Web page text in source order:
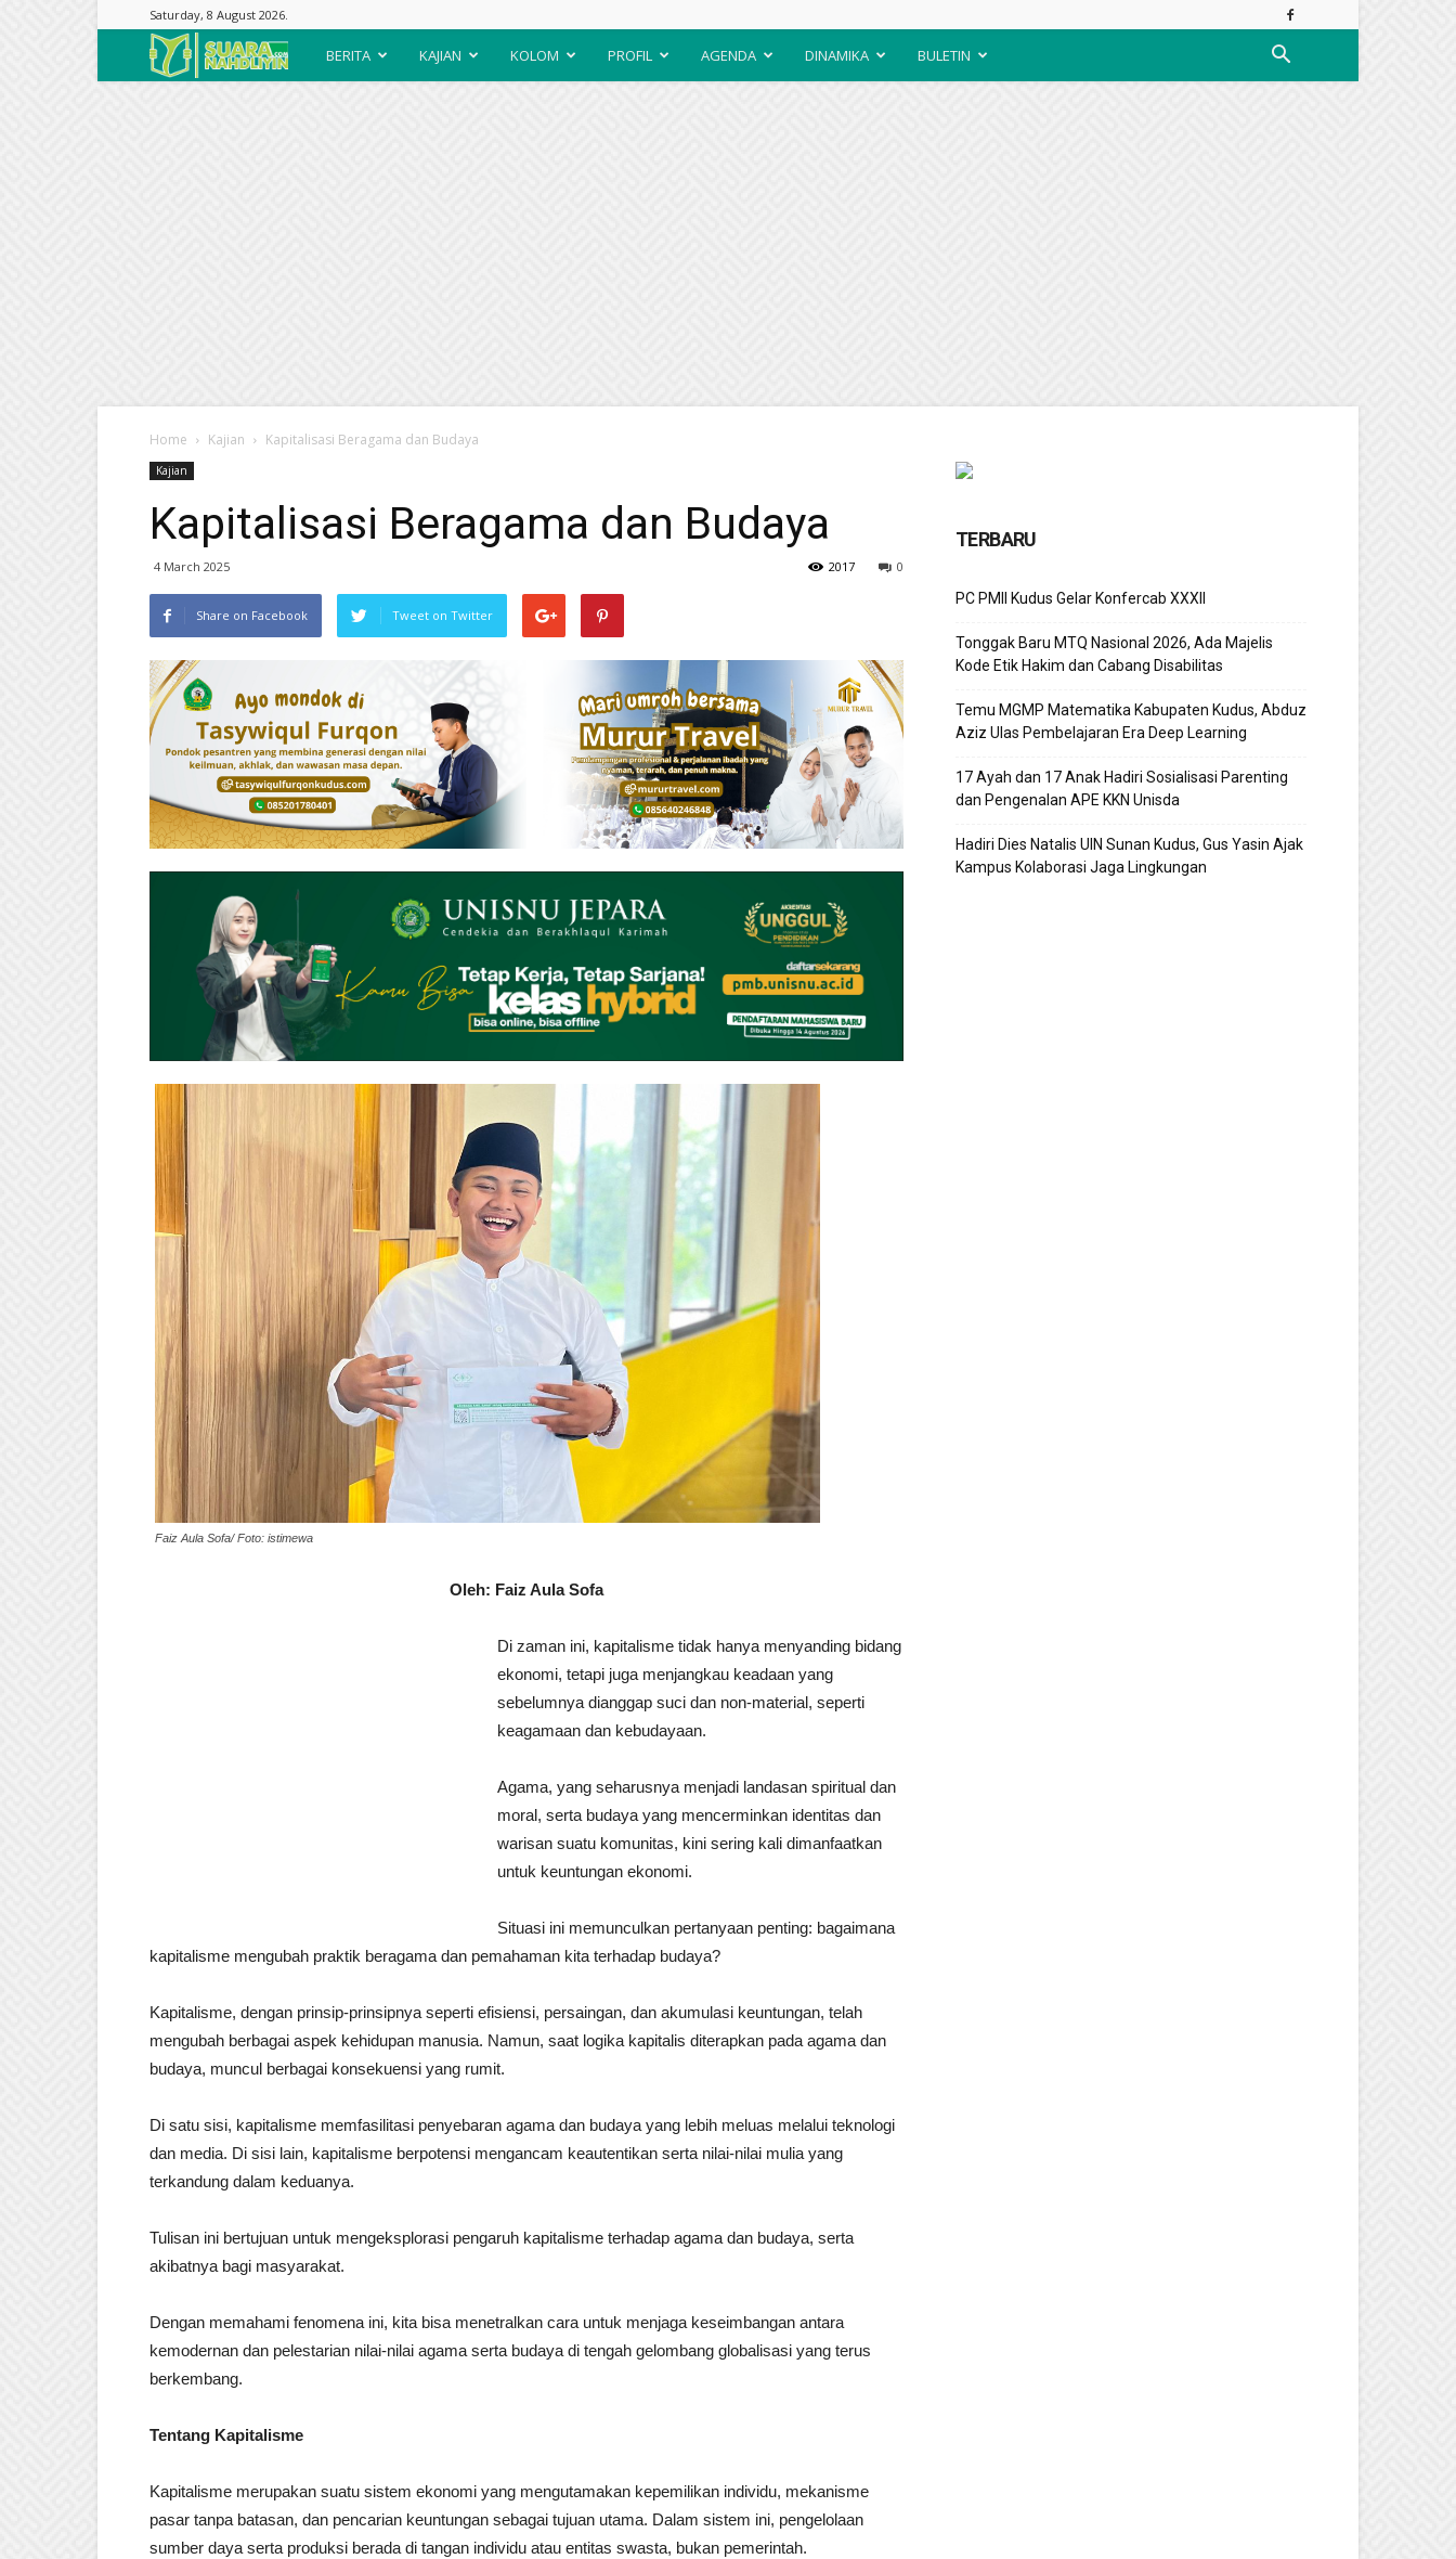
Saturday, 8 August 2026.
Suara
BERITA KAJIAN KOLOM PROFIL AGENDA DINAMIKA BULETIN
Home Kajian Kapitalisasi Beragama dan Budaya
Kajian
Kapitalisasi Beragama dan Budaya
4 March 2025 0
2017
Share on Facebook Tweet on Twitter
Faiz Aula Sofa/ Foto: istimewa
Oleh: Faiz Aula Sofa
Di zaman ini, kapitalisme tidak hanya menyanding bidang
ekonomi, tetapi juga menjangkau keadaan yang
sebelumnya dianggap suci dan non-material, seperti
keagamaan dan kebudayaan.
Agama, yang seharusnya menjadi landasan spiritual dan
moral, serta budaya yang mencerminkan identitas dan
warisan suatu komunitas, kini sering kali dimanfaatkan
untuk keuntungan ekonomi.
Situasi ini memunculkan pertanyaan penting: bagaimana
kapitalisme mengubah praktik beragama dan pemahaman kita terhadap budaya?
Kapitalisme, dengan prinsip-prinsipnya seperti efisiensi, persaingan, dan akumulasi keuntungan, telah
mengubah berbagai aspek kehidupan manusia. Namun, saat logika kapitalis diterapkan pada agama dan
budaya, muncul berbagai konsekuensi yang rumit.
Di satu sisi, kapitalisme memfasilitasi penyebaran agama dan budaya yang lebih meluas melalui teknologi
dan media. Di sisi lain, kapitalisme berpotensi mengancam keautentikan serta nilai-nilai mulia yang
terkandung dalam keduanya.
Tulisan ini bertujuan untuk mengeksplorasi pengaruh kapitalisme terhadap agama dan budaya, serta
akibatnya bagi masyarakat.
Dengan memahami fenomena ini, kita bisa menetralkan cara untuk menjaga keseimbangan antara
kemodernan dan pelestarian nilai-nilai agama serta budaya di tengah gelombang globalisasi yang terus
berkembang.
Tentang Kapitalisme
Kapitalisme merupakan suatu sistem ekonomi yang mengutamakan kepemilikan individu, mekanisme
pasar tanpa batasan, dan pencarian keuntungan sebagai tujuan utama. Dalam sistem ini, pengelolaan
sumber daya serta produksi berada di tangan individu atau entitas swasta, bukan pemerintah.
TERBARU
PC PMII Kudus Gelar Konfercab XXXII
Tonggak Baru MTQ Nasional 2026, Ada Majelis
Kode Etik Hakim dan Cabang Disabilitas
Temu MGMP Matematika Kabupaten Kudus, Abduz
Aziz Ulas Pembelajaran Era Deep Learning
17 Ayah dan 17 Anak Hadiri Sosialisasi Parenting
dan Pengenalan APE KKN Unisda
Hadiri Dies Natalis UIN Sunan Kudus, Gus Yasin Ajak
Kampus Kolaborasi Jaga Lingkungan